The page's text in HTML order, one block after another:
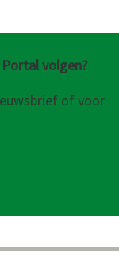
volgen?
of voor